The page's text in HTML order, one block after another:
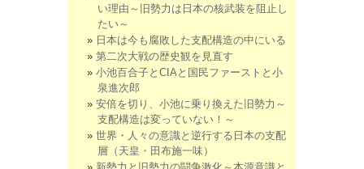
い理由～旧勢力は日本の核武装を阻止し
たい～
日本は今も腐敗した支配構造の中にいる
第二次大戦の歴史観を見直す
小池百合子とCIAと国民ファーストと小
泉進次郎
安倍を切り、小池に乗り換えた旧勢力～
支配構造は変っていない！～
世界・人々の意識と逆行する日本の支配
層（天皇・田布施一味）